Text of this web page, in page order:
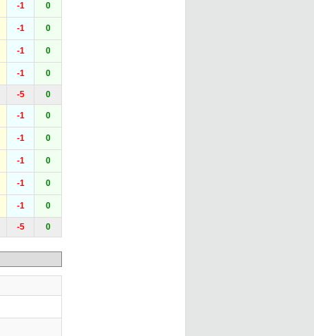
-1 0
-1 0
-1 0
-1 0
-5 0
-1 0
-1 0
-1 0
-1 0
-1 0
-5 0